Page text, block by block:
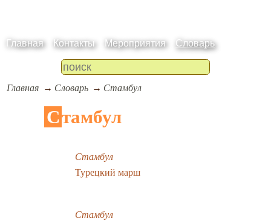
Главная Контакты Мероприятия Словарь
Главная Словарь Стамбул
Стамбул
Стамбул
Турецкий марш
Стамбул